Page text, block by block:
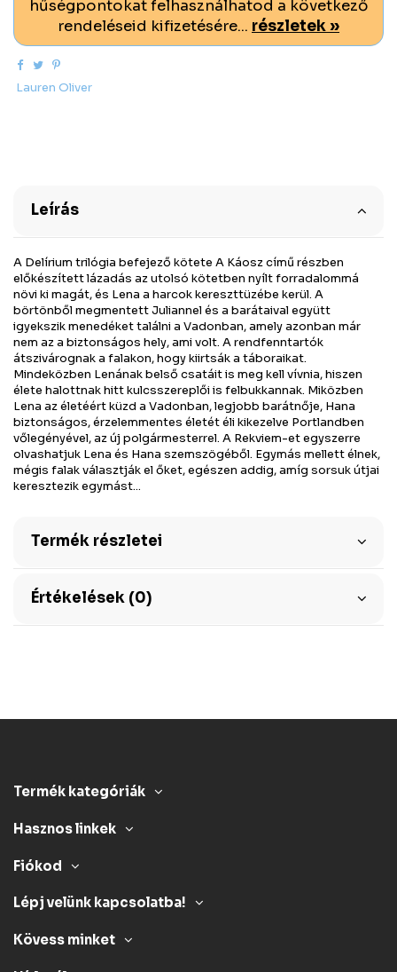
hűségpontokat felhasználhatod a következő
rendeléseid kifizetésére... részletek »
Lauren Oliver
Leírás
A Delírium trilógia befejező kötete A Káosz című részben
előkészített lázadás az utolsó kötetben nyílt forradalommá
növi ki magát, és Lena a harcok kereszttüzébe kerül. A
börtönből megmentett Juliannel és a barátaival együtt
igyekszik menedéket találni a Vadonban, amely azonban már
nem az a biztonságos hely, ami volt. A rendfenntartók
átszivárognak a falakon, hogy kiirtsák a táboraikat.
Mindeközben Lenának belső csatáit is meg kell vívnia, hiszen
élete halottnak hitt kulcsszereplői is felbukkannak. Miközben
Lena az életéért küzd a Vadonban, legjobb barátnője, Hana
biztonságos, érzelemmentes életét éli kikezelve Portlandben
vőlegényével, az új polgármesterrel. A Rekviem-et egyszerre
olvashatjuk Lena és Hana szemszögéből. Egymás mellett élnek,
mégis falak választják el őket, egészen addig, amíg sorsuk útjai
keresztezik egymást...
Termék részletei
Értékelések (0)
Termék kategóriák
Hasznos linkek
Fiókod
Lépj velünk kapcsolatba!
Kövess minket